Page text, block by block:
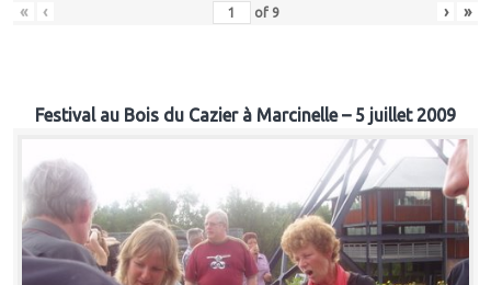
« ‹ of 9 › »
Festival au Bois du Cazier à Marcinelle – 5 juillet 2009